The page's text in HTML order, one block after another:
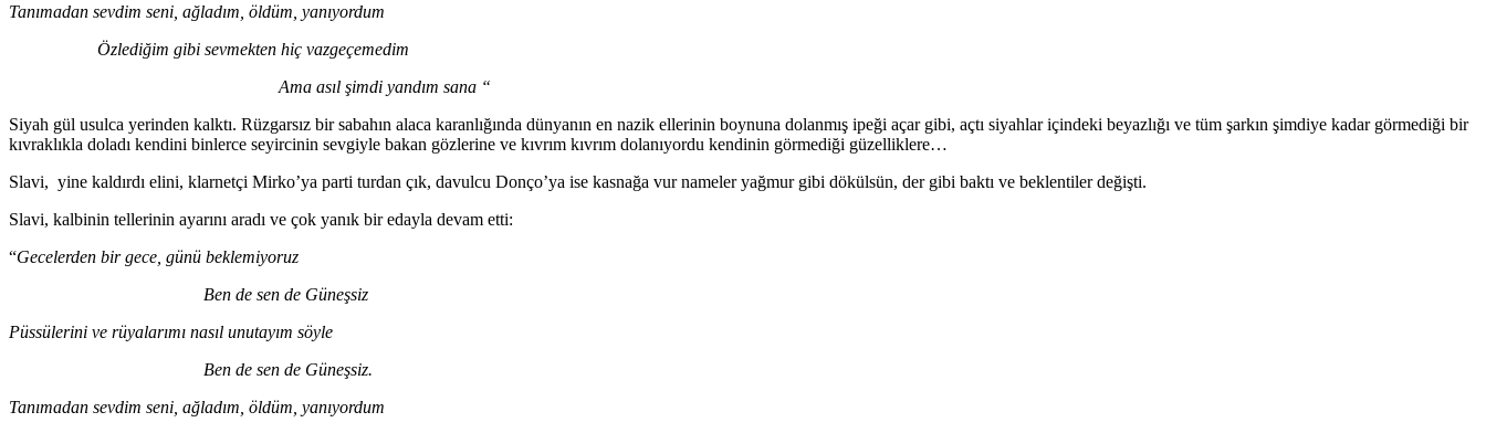
Tanımadan sevdim seni, ağladım, öldüm, yanıyordum
Özlediğim gibi sevmekten hiç vazgeçemedim
Ama asıl şimdi yandım sana “
Siyah gül usulca yerinden kalktı. Rüzgarsız bir sabahın alaca karanlığında dünyanın en nazik ellerinin boynuna dolanmış ipeği açar gibi, açtı siyahlar içindeki beyazlığı ve tüm şarkın şimdiye kadar görmediği bir
kıvraklıkla doladı kendini binlerce seyircinin sevgiyle bakan gözlerine ve kıvrım kıvrım dolanıyordu kendinin görmediği güzelliklere…
Slavi, yine kaldırdı elini, klarnetçi Mirko’ya parti turdan çık, davulcu Donço’ya ise kasnağa vur nameler yağmur gibi dökülsün, der gibi baktı ve beklentiler değişti.
Slavi, kalbinin tellerinin ayarını aradı ve çok yanık bir edayla devam etti:
“Gecelerden bir gece, günü beklemiyoruz
Ben de sen de Güneşsiz
Püssülerini ve rüyalarımı nasıl unutayım söyle
Ben de sen de Güneşsiz.
Tanımadan sevdim seni, ağladım, öldüm, yanıyordum